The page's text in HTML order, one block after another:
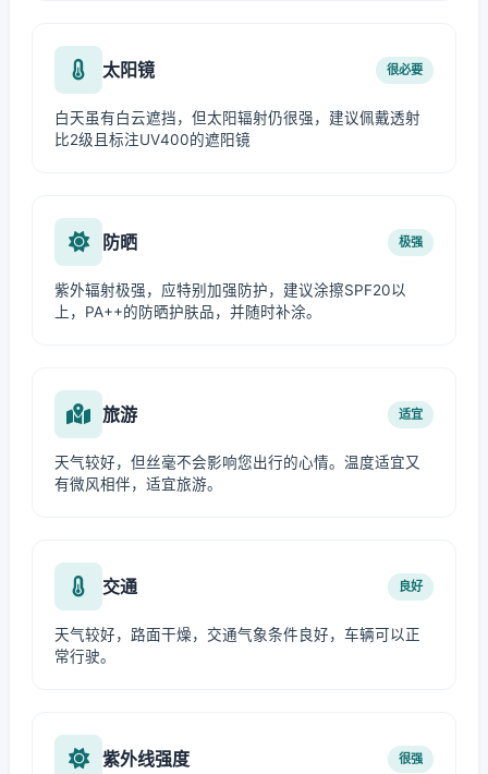
太阳镜 很必要
白天虽有白云遮挡，但太阳辐射仍很强，建议佩戴透射
比2级且标注UV400的遮阳镜
防晒 极强
紫外辐射极强，应特别加强防护，建议涂擦SPF20以
上，PA++的防晒护肤品，并随时补涂。
旅游 适宜
天气较好，但丝毫不会影响您出行的心情。温度适宜又
有微风相伴，适宜旅游。
交通 良好
天气较好，路面干燥，交通气象条件良好，车辆可以正
常行驶。
紫外线强度 很强